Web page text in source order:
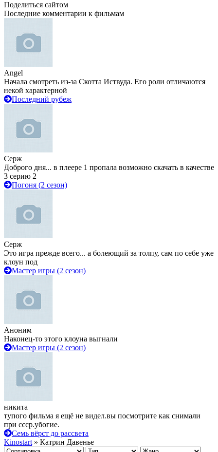
Поделиться сайтом
Последние комментарии к фильмам
Angel
Начала смотреть из-за Скотта Иствуда. Его роли отличаются
некой характерной
Последний рубеж
Серж
Доброго дня... в плеере 1 пропала возможно скачать в качестве
3 серию 2
Погоня (2 сезон)
Серж
Это игра прежде всего... а болеющий за толпу, сам по себе уже
клоун под
Мастер игры (2 сезон)
Аноним
Наконец-то этого клоуна выгнали
Мастер игры (2 сезон)
никита
тупого фильма я ещё не видел.вы посмотрите как снимали
при ссср.убогие.
Семь вёрст до рассвета
Kinostart » Катрин Давенье